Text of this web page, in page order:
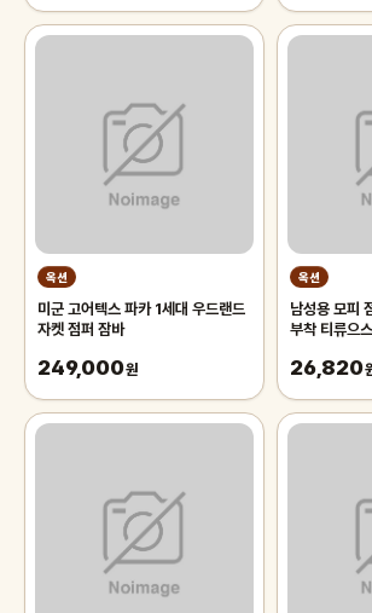
옥션
미군 고어텍스 파카 1세대 우드랜드
자켓 점퍼 잠바
249,000원
옥션
남성용 모피
부착 티류으스
26,820